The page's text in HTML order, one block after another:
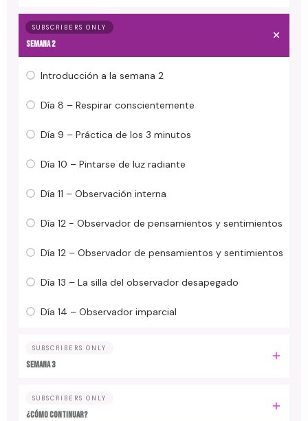
SUBSCRIBERS ONLY
Semana 2
Introducción a la semana 2
Día 8 – Respirar conscientemente
Día 9 – Práctica de los 3 minutos
Día 10 – Pintarse de luz radiante
Día 11 – Observación interna
Día 12 - Observador de pensamientos y sentimientos
Día 12 – Observador de pensamientos y sentimientos
Día 13 – La silla del observador desapegado
Día 14 – Observador imparcial
SUBSCRIBERS ONLY
Semana 3
SUBSCRIBERS ONLY
¿Cómo continuar?